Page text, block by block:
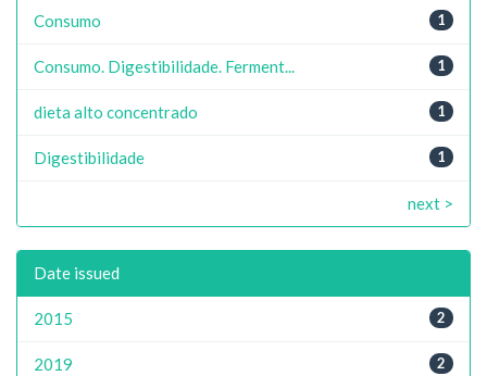
1
Consumo
1
Consumo. Digestibilidade. Ferment...
1
dieta alto concentrado
1
Digestibilidade
next >
Date issued
2
2015
2
2019